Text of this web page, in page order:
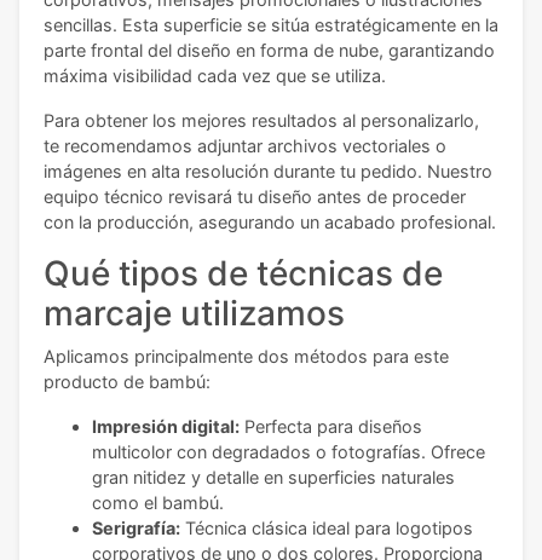
sencillas. Esta superficie se sitúa estratégicamente en la
parte frontal del diseño en forma de nube, garantizando
máxima visibilidad cada vez que se utiliza.
Para obtener los mejores resultados al personalizarlo,
te recomendamos adjuntar archivos vectoriales o
imágenes en alta resolución durante tu pedido. Nuestro
equipo técnico revisará tu diseño antes de proceder
con la producción, asegurando un acabado profesional.
Qué tipos de técnicas de
marcaje utilizamos
Aplicamos principalmente dos métodos para este
producto de bambú:
Impresión digital: Perfecta para diseños
multicolor con degradados o fotografías. Ofrece
gran nitidez y detalle en superficies naturales
como el bambú.
Serigrafía: Técnica clásica ideal para logotipos
corporativos de uno o dos colores. Proporciona